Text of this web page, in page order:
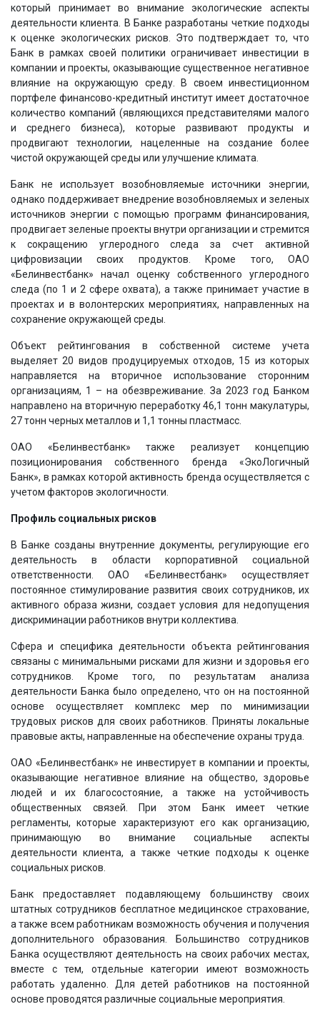
который принимает во внимание экологические аспекты
деятельности клиента. В Банке разработаны четкие подходы
к оценке экологических рисков. Это подтверждает то, что
Банк в рамках своей политики ограничивает инвестиции в
компании и проекты, оказывающие существенное негативное
влияние на окружающую среду. В своем инвестиционном
портфеле финансово-кредитный институт имеет достаточное
количество компаний (являющихся представителями малого
и среднего бизнеса), которые развивают продукты и
продвигают технологии, нацеленные на создание более
чистой окружающей среды или улучшение климата.
Банк не использует возобновляемые источники энергии,
однако поддерживает внедрение возобновляемых и зеленых
источников энергии с помощью программ финансирования,
продвигает зеленые проекты внутри организации и стремится
к сокращению углеродного следа за счет активной
цифровизации своих продуктов. Кроме того, ОАО
«Белинвестбанк» начал оценку собственного углеродного
следа (по 1 и 2 сфере охвата), а также принимает участие в
проектах и в волонтерских мероприятиях, направленных на
сохранение окружающей среды.
Объект рейтингования в собственной системе учета
выделяет 20 видов продуцируемых отходов, 15 из которых
направляется на вторичное использование сторонним
организациям, 1 – на обезвреживание. За 2023 год Банком
направлено на вторичную переработку 46,1 тонн макулатуры,
27 тонн черных металлов и 1,1 тонны пластмасс.
ОАО «Белинвестбанк» также реализует концепцию
позиционирования собственного бренда «ЭкоЛогичный
Банк», в рамках которой активность бренда осуществляется с
учетом факторов экологичности.
Профиль социальных рисков
В Банке созданы внутренние документы, регулирующие его
деятельность в области корпоративной социальной
ответственности. ОАО «Белинвестбанк» осуществляет
постоянное стимулирование развития своих сотрудников, их
активного образа жизни, создает условия для недопущения
дискриминации работников внутри коллектива.
Сфера и специфика деятельности объекта рейтингования
связаны с минимальными рисками для жизни и здоровья его
сотрудников. Кроме того, по результатам анализа
деятельности Банка было определено, что он на постоянной
основе осуществляет комплекс мер по минимизации
трудовых рисков для своих работников. Приняты локальные
правовые акты, направленные на обеспечение охраны труда.
ОАО «Белинвестбанк» не инвестирует в компании и проекты,
оказывающие негативное влияние на общество, здоровье
людей и их благосостояние, а также на устойчивость
общественных связей. При этом Банк имеет четкие
регламенты, которые характеризуют его как организацию,
принимающую во внимание социальные аспекты
деятельности клиента, а также четкие подходы к оценке
социальных рисков.
Банк предоставляет подавляющему большинству своих
штатных сотрудников бесплатное медицинское страхование,
а также всем работникам возможность обучения и получения
дополнительного образования. Большинство сотрудников
Банка осуществляют деятельность на своих рабочих местах,
вместе с тем, отдельные категории имеют возможность
работать удаленно. Для детей работников на постоянной
основе проводятся различные социальные мероприятия.